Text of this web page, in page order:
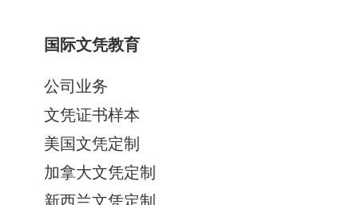
国际文凭教育
公司业务
文凭证书样本
美国文凭定制
加拿大文凭定制
新西兰文凭定制